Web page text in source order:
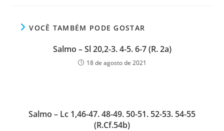
VOCÊ TAMBÉM PODE GOSTAR
Salmo – Sl 20,2-3. 4-5. 6-7 (R. 2a)
18 de agosto de 2021
Salmo – Lc 1,46-47. 48-49. 50-51. 52-53. 54-55
(R.Cf.54b)